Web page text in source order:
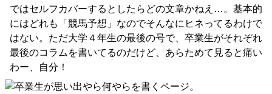
ではセルフカバーするとしたらどの文章かねえ…。基本的
にはどれも「競馬予想」なのでそんなにヒネってるわけで
はない。ただ大学４年生の最後の号で、卒業生がそれぞれ
最後のコラムを書いてるのだけど、あらためて見ると痛い
わー、自分！